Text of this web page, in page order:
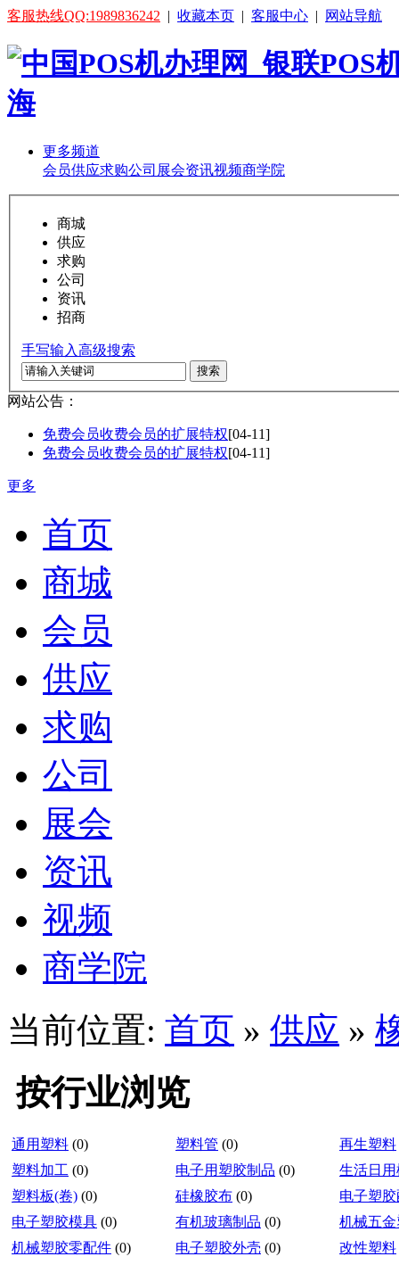
客服热线QQ:1989836242 | 收藏本页 | 客服中心 | 网站导航
更多频道
会员供应求购公司 展会资讯视频商学院
商城
供应
求购
公司
资讯
招商
手写输入高级搜索
搜索
网站公告：
免费会员收费会员的扩展特权[04-11]
免费会员收费会员的扩展特权[04-11]
更多
首页
商城
会员
供应
求购
公司
展会
资讯
视频
商学院
当前位置: 首页 » 供应 »
按行业浏览
通用塑料 (0) 塑料管 (0)
再生塑料
塑料加工 (0) 电子用塑胶制品 (0)
生活日
塑料板(卷) (0) 硅橡胶布 (0)
电子塑
电子塑胶模具 (0) 有机玻璃制品 (0)
机械五
机械塑胶零配件 (0) 电子塑胶外壳 (0)
改性塑料